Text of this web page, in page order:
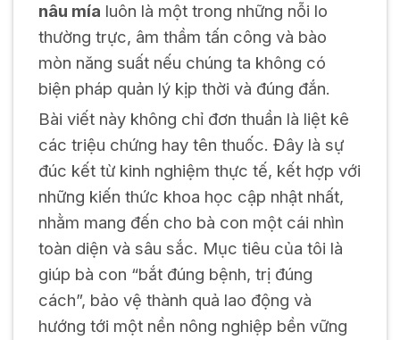
nâu mía luôn là một trong những nỗi lo
thường trực, âm thầm tấn công và bào
mòn năng suất nếu chúng ta không có
biện pháp quản lý kịp thời và đúng đắn.
Bài viết này không chỉ đơn thuần là liệt kê
các triệu chứng hay tên thuốc. Đây là sự
đúc kết từ kinh nghiệm thực tế, kết hợp với
những kiến thức khoa học cập nhật nhất,
nhằm mang đến cho bà con một cái nhìn
toàn diện và sâu sắc. Mục tiêu của tôi là
giúp bà con “bắt đúng bệnh, trị đúng
cách”, bảo vệ thành quả lao động và
hướng tới một nền nông nghiệp bền vững